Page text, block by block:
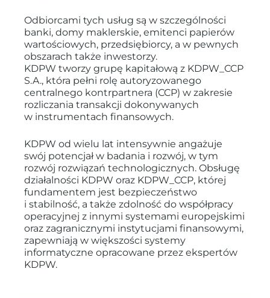
Odbiorcami tych usług są w szczególności
banki, domy maklerskie, emitenci papierów
wartościowych, przedsiębiorcy, a w pewnych
obszarach także inwestorzy.
KDPW tworzy grupę kapitałową z KDPW_CCP
S.A., która pełni rolę autoryzowanego
centralnego kontrpartnera (CCP) w zakresie
rozliczania transakcji dokonywanych
w instrumentach finansowych.
KDPW od wielu lat intensywnie angażuje
swój potencjał w badania i rozwój, w tym
rozwój rozwiązań technologicznych. Obsługę
działalności KDPW oraz KDPW_CCP, której
fundamentem jest bezpieczeństwo
i stabilność, a także zdolność do współpracy
operacyjnej z innymi systemami europejskimi
oraz zagranicznymi instytucjami finansowymi,
zapewniają w większości systemy
informatyczne opracowane przez ekspertów
KDPW.